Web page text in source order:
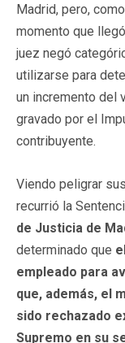
Madrid, pero,
momento que
juez negó
utilizarse para
un incremento del
gravado por el
contribuyente.
Viendo peligrar
recurrió la
de Justicia de
determinado que
empleado para
que, además, el
sido rechazado
Supremo en su